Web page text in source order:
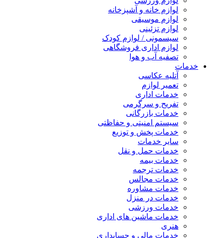
لوازم خانه و آشپزخانه
لوازم موسیقی
لوازم تزئینی
سیسمونی / لوازم کودک
لوازم اداری فروشگاهی
تصفیه آب و هوا
خدمات
آتلیه عکاسی
تعمیر لوازم
خدمات اداری
تفریح و سرگرمی
خدمات بازرگانی
سیستم امنیتی و حفاظتی
خدمات پخش و توزیع
سایر خدمات
خدمات حمل و نقل
خدمات بیمه
خدمات ترجمه
خدمات مجالس
خدمات مشاوره
خدمات در منزل
خدمات ورزشی
خدمات ماشین های اداری
هنری
خدمات مالی و حسابداری